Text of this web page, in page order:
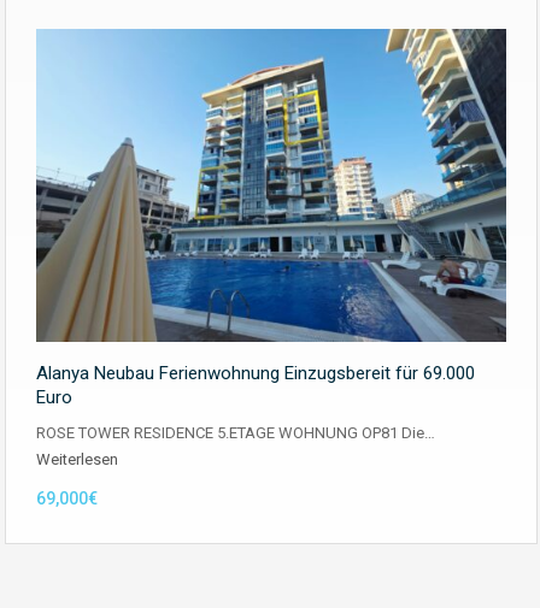
Alanya Neubau Ferienwohnung Einzugsbereit für 69.000
Euro
ROSE TOWER RESIDENCE 5.ETAGE WOHNUNG OP81 Die…
Weiterlesen
69,000€